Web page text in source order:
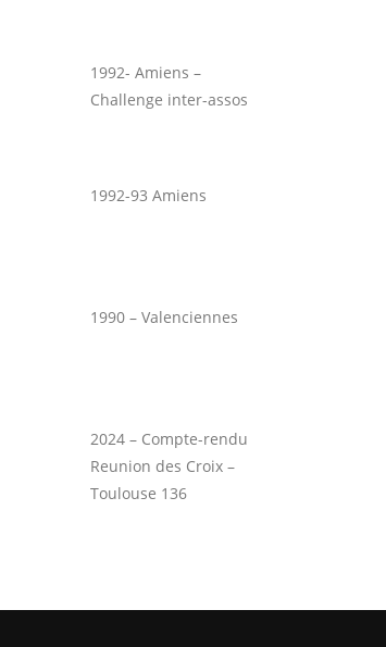
1992- Amiens –
Challenge inter-assos
1992-93 Amiens
1990 – Valenciennes
2024 – Compte-rendu
Reunion des Croix –
Toulouse 136